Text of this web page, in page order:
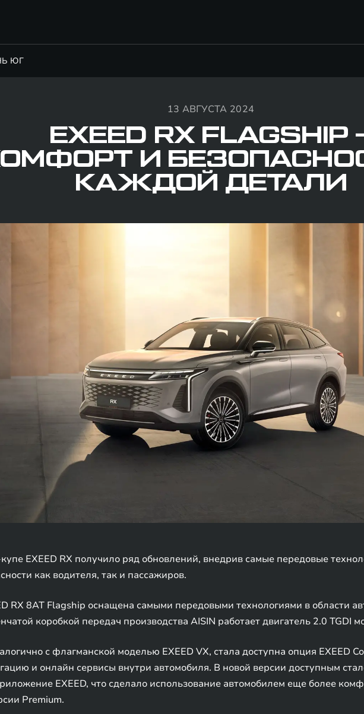
ЮГ
13 АВГУСТА 2024
EXEED RX FLAGSHIP
И
КАЖДОЙ ДЕТАЛИ
EXEED RX получило ряд обновлений, внедрив самые передовые
как водителя, так и пассажиров.
RX 8AT Flagship оснащена самыми передовыми технологиями в области
коробкой передач производства AISIN работает двигатель 2.0 TGDI
с флагманской моделью EXEED VX, стала доступна опция EXEED
и онлайн сервисы внутри автомобиля. В новой версии доступным
EXEED, что сделало использование автомобилем еще более
Premium.